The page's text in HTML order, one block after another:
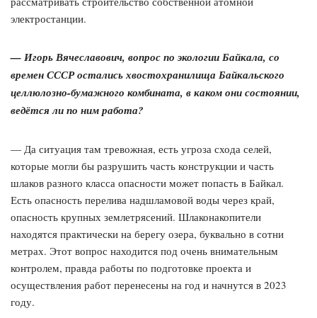
электростанции.
— Игорь Вячеславович, вопрос по экологии Байкала, со
времен СССР остались хвостохранилища Байкальского
целлюлозно-бумажного комбината, в каком они состоянии,
ведётся ли по ним работа?
— Да ситуация там тревожная, есть угроза схода селей,
которые могли бы разрушить часть конструкции и часть
шлаков разного класса опасности может попасть в Байкал.
Есть опасность перелива надшламовой воды через край,
опасность крупных землетрясений. Шлаконакопители
находятся практически на берегу озера, буквально в сотни
метрах. Этот вопрос находится под очень внимательным
контролем, правда работы по подготовке проекта и
осуществления работ перенесены на год и начнутся в 2023
году.